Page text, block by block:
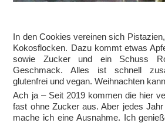
In den Cookies vereinen sich
Kokosflocken. Dazu kommt etwas
sowie Zucker und ein Schuss
Geschmack. Alles ist schnell
glutenfrei und vegan. Weihnachten
Ach ja – Seit 2019 kommen die hier
fast ohne Zucker aus. Aber jedes
mache ich eine Ausnahme. Ich